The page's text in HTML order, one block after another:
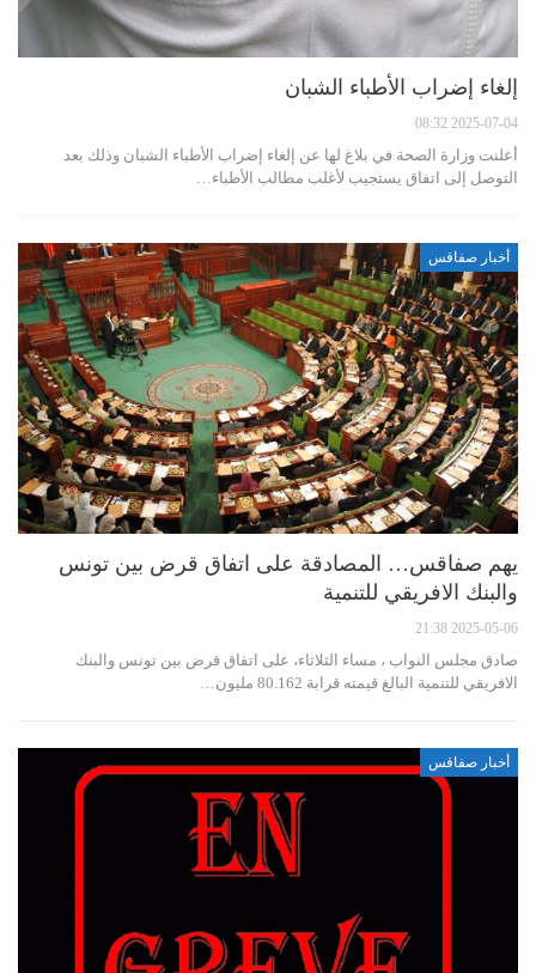
إلغاء إضراب الأطباء الشبان
2025-07-04 08:32
أعلنت وزارة الصحة في بلاغ لها عن إلغاء إضراب الأطباء الشبان وذلك بعد
التوصل إلى اتفاق يستجيب لأغلب مطالب الأطباء…
أخبار صفاقس
يهم صفاقس… المصادقة على اتفاق قرض بين تونس
والبنك الافريقي للتنمية
2025-05-06 21:38
صادق مجلس النواب ، مساء الثلاثاء، على اتفاق قرض بين تونس والبنك
الافريقي للتنمية البالغ قيمته قرابة 80.162 مليون…
أخبار صفاقس